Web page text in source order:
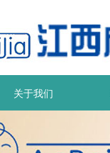
关于我们